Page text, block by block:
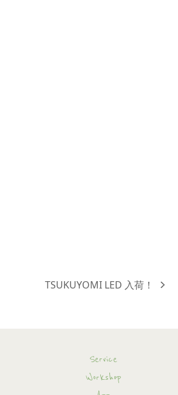
next
TSUKUYOMI LED 入荷！
Service
Workshop